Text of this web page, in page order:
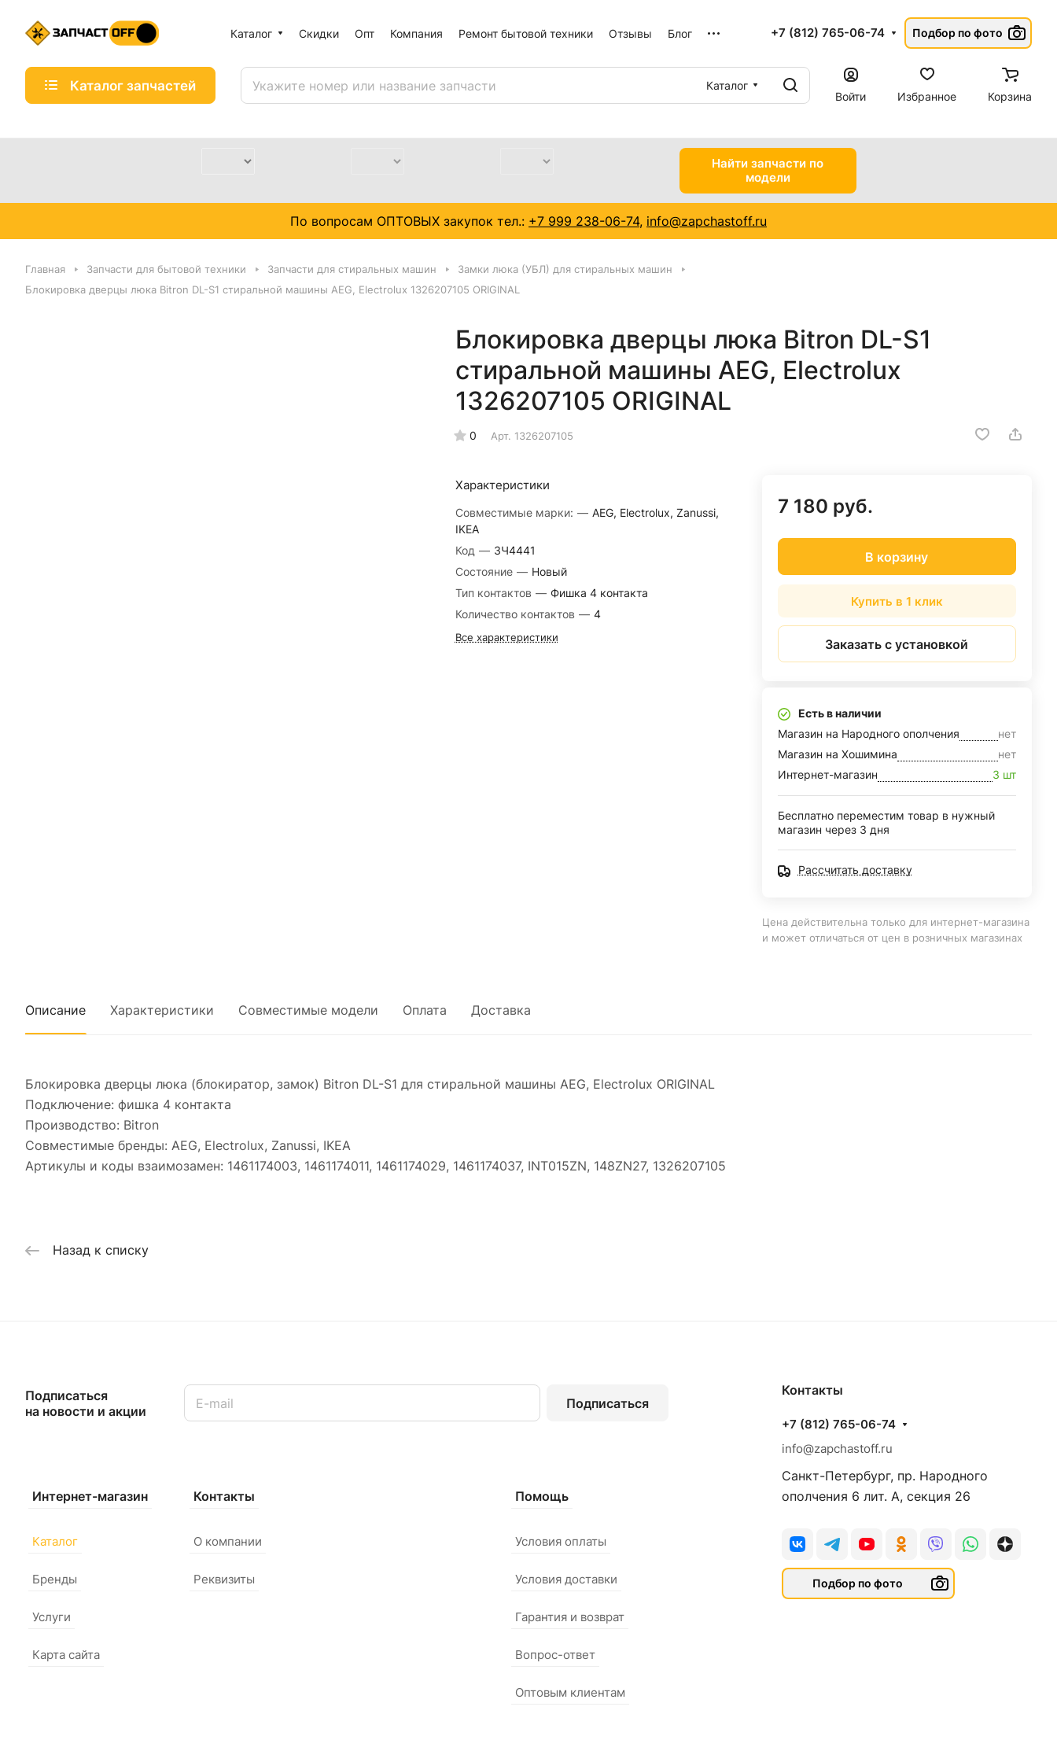
Каталог Скидки Опт Компания Ремонт бытовой техники Отзывы Блог +7 (812) 765-06-74 Подбор по фото
Каталог запчастей
Каталог
Войти
Избранное Корзина
Найти запчасти по
модели
По вопросам ОПТОВЫХ закупок тел.: +7 999 238-06-74, info@zapchastoff.ru
Главная Запчасти для бытовой техники Запчасти для стиральных машин
Замки люка (УБЛ) для стиральных машин
Блокировка дверцы люка Bitron DL-S1 стиральной машины AEG, Electrolux 1326207105 ORIGINAL
Блокировка дверцы люка Bitron DL-S1
стиральной машины AEG, Electrolux
1326207105 ORIGINAL
0 Арт. 1326207105
Характеристики
Совместимые марки: — AEG, Electrolux, Zanussi,
IKEA
Код — ЗЧ4441
Состояние — Новый
Тип контактов — Фишка 4 контакта
Количество контактов — 4
Все характеристики
7 180 руб.
В корзину
Купить в 1 клик
Заказать с установкой
Есть в наличии
Магазин на Народного ополчения
нет
Магазин на Хошимина
нет
Интернет-магазин
3 шт
Бесплатно переместим товар в нужный
магазин через 3 дня
Рассчитать доставку
Цена действительна только для интернет-магазина
и может отличаться от цен в розничных магазинах
Описание Характеристики Совместимые модели Оплата Доставка
Блокировка дверцы люка (блокиратор, замок) Bitron DL-S1 для стиральной машины AEG, Electrolux ORIGINAL
Подключение: фишка 4 контакта
Производство: Bitron
Совместимые бренды: AEG, Electrolux, Zanussi, IKEA
Артикулы и коды взаимозамен: 1461174003, 1461174011, 1461174029, 1461174037, INT015ZN, 148ZN27, 1326207105
Назад к списку
Подписаться
на новости и акции
Подписаться
Интернет-магазин
Каталог
Бренды
Услуги
Карта сайта
Контакты
О компании
Реквизиты
Помощь
Условия оплаты
Условия доставки
Гарантия и возврат
Вопрос-ответ
Оптовым клиентам
Контакты
+7 (812) 765-06-74
info@zapchastoff.ru
Санкт-Петербург, пр. Народного
ополчения 6 лит. А, секция 26
Подбор по фото